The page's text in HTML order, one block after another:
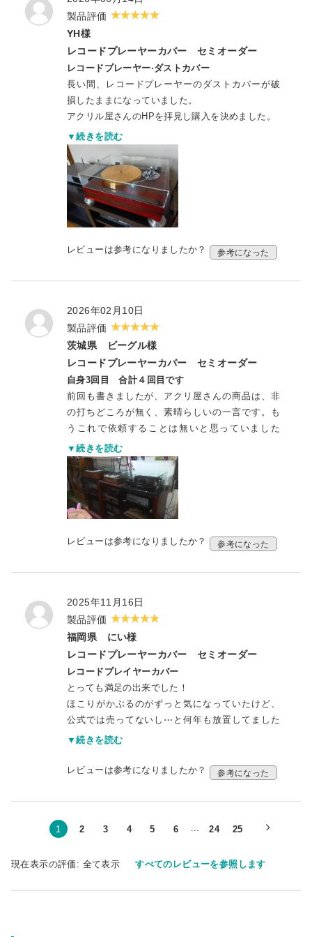
製品評価
YH様
レコードプレーヤーカバー セミオーダー
レコードプレーヤー·ダストカバー
長い間、レコードプレーヤーのダストカバーが破
損したままになっていました。
アクリル屋さんのHPを拝見し購入を決めました。
外寸サイズ、ヒンジ穴の位置など予想以上の仕上
がりで大変満足しています。
▼続きを読む
レビューは参考になりましたか？ 参考になった
2026年02月10日
製品評価
茨城県 ビーグル様
レコードプレーヤーカバー セミオーダー
自身3回目 合計４回目です
前回も書きましたが、アクリ屋さんの商品は、非
の打ちどころが無く、素晴らしいの一言です。も
うこれで依頼することは無いと思っていました
が、何の何の、３度目の正直、３台目のレコード
プレイヤーを購入してしまいました。
１台目はガラード３０１でダブルアーム仕様、２
台目はトーレンスTD124でカートリッジはデッカ
リファレンスです、３台目はノッティンガム イン
す。
アクリ屋さんのお陰で、私のアナログ志向は、ま
いつも本当にありがとうございます。
あっそうそう、言い忘れましたが、アクリ屋さん
の梱包・配送に関しても大変素晴らしいと、いつ
も思っています。また、機会があれば宜しくお願
いします。
▼続きを読む
レビューは参考になりましたか？ 参考になった
2025年11月16日
製品評価
福岡県 にい様
レコードプレーヤーカバー セミオーダー
レコードプレイヤーカバー
とっても満足の出来でした！
ほこりがかぶるのがずっと気になっていたけど、
公式では売ってないし⋯と何年も放置してました
が、こちらでお願いしてよかかったです。
▼続きを読む
レビューは参考になりましたか？ 参考になった
1 2 3 4 5 6 ... 24 25
現在表示の評価: 全て表示 すべてのレビューを参照します